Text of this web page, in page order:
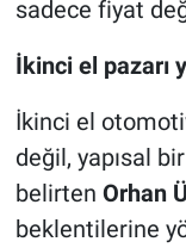
sadece fiyat
İkinci el pazarı
İkinci el
değil, yapısal
belirten Orhan
beklentilerine